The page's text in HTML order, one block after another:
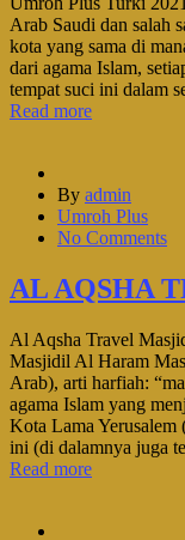
Arab Saudi dan salah
kota yang sama di
dari agama Islam,
tempat suci ini dalam
Read more
By admin
Umroh Plus
No Comments
AL AQSHA
Al Aqsha Travel
Masjidil Al Haram
Arab), arti harfiah:
agama Islam yang
Kota Lama Yerusalem
ini (di dalamnya juga
Read more